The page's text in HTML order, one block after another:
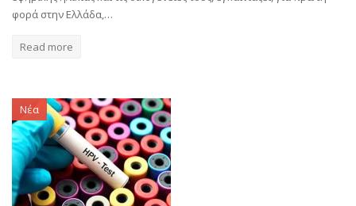
φορά στην Ελλάδα,…
Read more
Νέα